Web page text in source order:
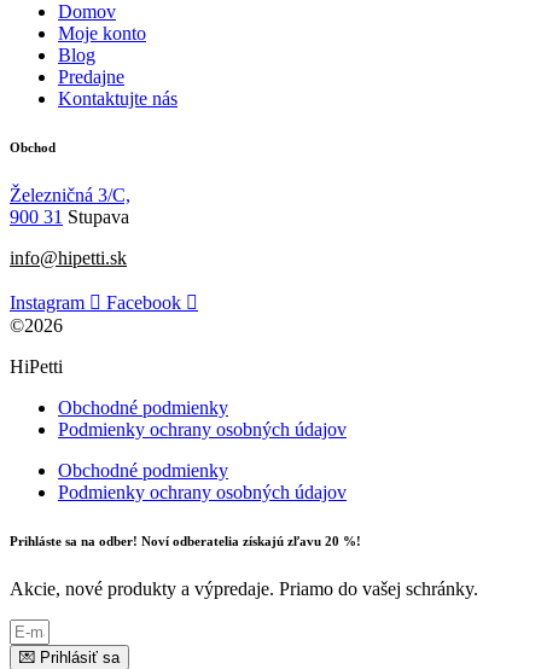
Domov
Moje konto
Blog
Predajne
Kontaktujte nás
Obchod
Železničná 3/C,
900 31 Stupava
info@hipetti.sk
Instagram
Facebook
©2026
HiPetti
Obchodné podmienky
Podmienky ochrany osobných údajov
Obchodné podmienky
Podmienky ochrany osobných údajov
Prihláste sa na odber! Noví odberatelia získajú zľavu 20 %!
Akcie, nové produkty a výpredaje. Priamo do vašej schránky.
💌 Prihlásiť sa